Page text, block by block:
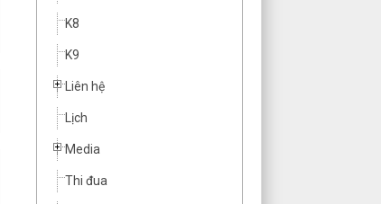
K8
K9
Liên hệ
Lịch
Media
Thi đua